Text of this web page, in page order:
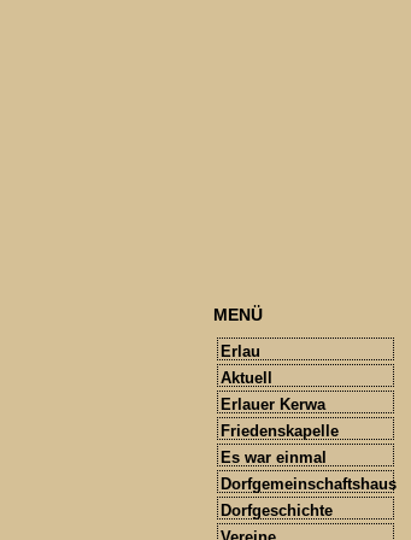
MENÜ
Erlau
Aktuell
Erlauer Kerwa
Friedenskapelle
Es war einmal
Dorfgemeinschaftshaus
Dorfgeschichte